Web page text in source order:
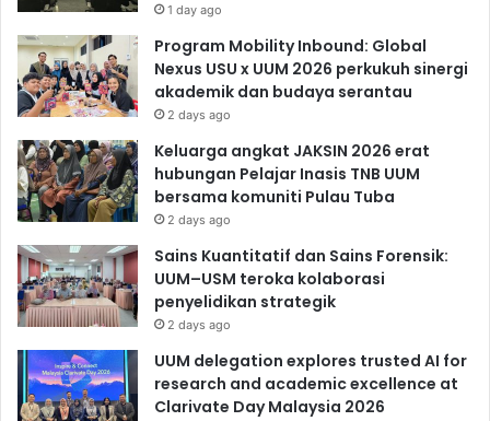
1 day ago
Program Mobility Inbound: Global
Nexus USU x UUM 2026 perkukuh sinergi
akademik dan budaya serantau
2 days ago
Keluarga angkat JAKSIN 2026 erat
hubungan Pelajar Inasis TNB UUM
bersama komuniti Pulau Tuba
2 days ago
Sains Kuantitatif dan Sains Forensik:
UUM–USM teroka kolaborasi
penyelidikan strategik
2 days ago
UUM delegation explores trusted AI for
research and academic excellence at
Clarivate Day Malaysia 2026